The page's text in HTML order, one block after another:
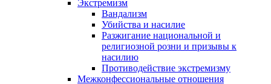
Экстремизм
Вандализм
Убийства и насилие
Разжигание национальной и
религиозной розни и призывы к
насилию
Противодействие экстремизму
Межконфессиональные отношения